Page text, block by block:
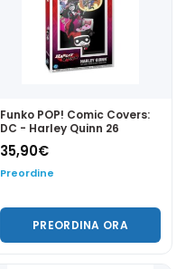
Funko POP! Comic Covers:
DC - Harley Quinn 26
35,90€
Preordine
PREORDINA ORA